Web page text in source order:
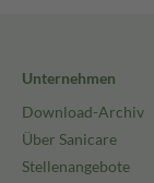
Unternehmen
Download-Archiv
Über Sanicare
Stellenangebote